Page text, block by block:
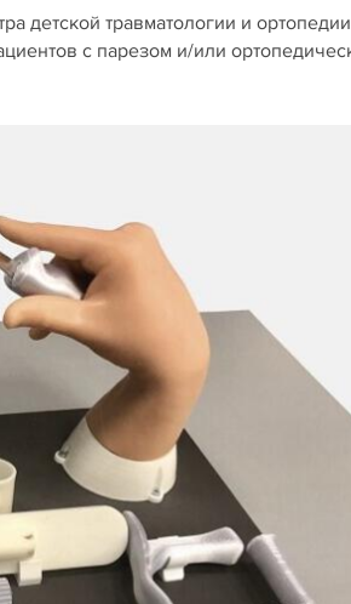
детской травматологии и
с парезом и/или